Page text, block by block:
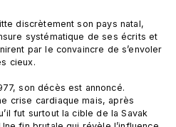
discrètement son pays natal,
systématique de ses écrits et
par le convaincre de s’envoler
cieux.
son décès est annoncé.
crise cardiaque mais, après
fut surtout la cible de la Savak